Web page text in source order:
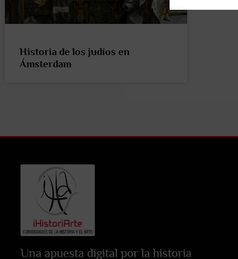
Historia de los judíos en
Ámsterdam
Una apuesta digital por la historia